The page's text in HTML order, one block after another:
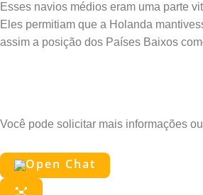
Esses navios médios eram uma parte
Eles permitiam que a Holanda
assim a posição dos Países Baixos
Você pode solicitar mais informações